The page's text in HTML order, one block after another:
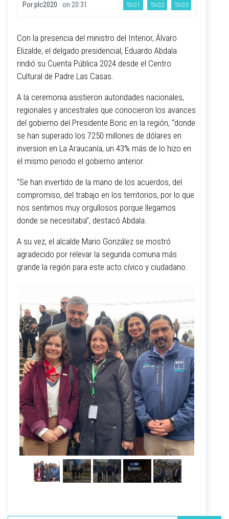
Porplc2020 on 20:31 TAG1 TAG2 TAG3
Con la presencia del ministro del Interior, Álvaro
Elizalde, el delgado presidencial, Eduardo Abdala
rindió su Cuenta Pública 2024 desde el Centro
Cultural de Padre Las Casas.
A la ceremonia asistieron autoridades nacionales,
regionales y ancestrales que conocieron los avances
del gobierno del Presidente Boric en la región, “donde
se han superado los 7250 millones de dólares en
inversion en La Araucanía, un 43% más de lo hizo en
el mismo periodo el gobierno anterior.
“Se han invertido de la mano de los acuerdos, del
compromiso, del trabajo en los territorios, por lo que
nos sentimos muy orgullosos porque llegamos
donde se necesitaba”, destacó Abdala.
A su vez, el alcalde Mario González se mostró
agradecido por relevar la segunda comuna más
grande la región para este acto cívico y ciudadano.